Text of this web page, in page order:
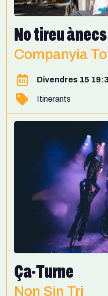
No tireu
Companyia
Divendres 15
Itinerants
Ça-Turne
Non Sin Tri